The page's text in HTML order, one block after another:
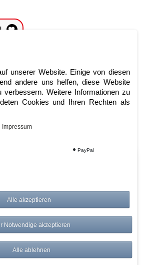
Profis - Ihre Vorteile
ab 150€
Rückgabe
unserer Website. Einige von diesen
andere uns helfen, diese Website
verbessern. Weitere Informationen zu
Cookies und Ihren Rechten als
Impressum
PayPal
Alle akzeptieren
Notwendige akzeptieren
Alle ablehnen